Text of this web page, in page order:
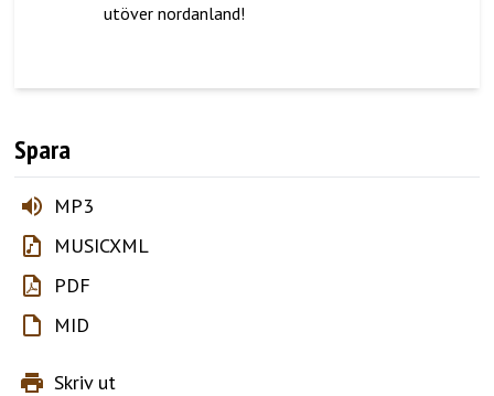
utöver nordanland!
Spara
MP3
MUSICXML
PDF
MID
Skriv ut